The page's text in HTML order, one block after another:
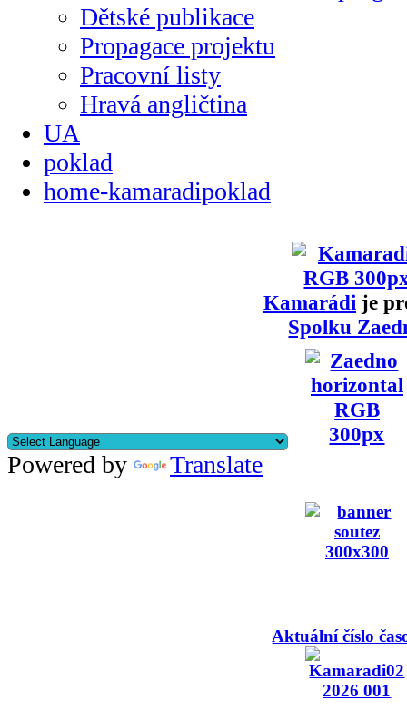
Dětské publikace
Propagace projektu
Pracovní listy
Hravá angličtina
UA
poklad
home-kamaradipoklad
Kamarádi je
Spolku
Powered by Translate
Aktuální číslo